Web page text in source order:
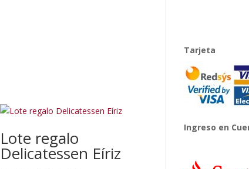
Lote regalo
Delicatessen Eíriz
Tarjeta
Ingreso en